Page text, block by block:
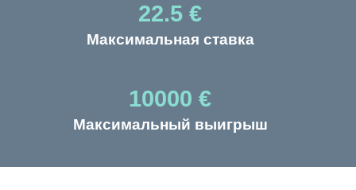
22.5 €
Максимальная ставка
10000 €
Максимальный выигрыш